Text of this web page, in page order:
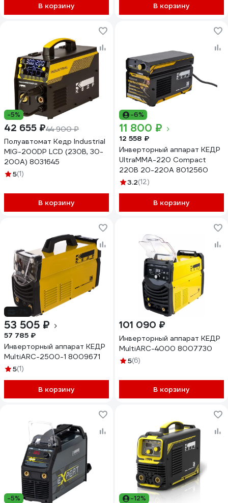
В корзину В корзину
-5%
42 655 ₽44 900 ₽
Полуавтомат Кедр Industrial
MIG-200DP LCD (230В, 30-
200А) 8031645
5(1)
В корзину
-6%
11 800 ₽
12 558 ₽
Инверторный аппарат КЕДР
UltraMMA-220 Compact
220В 20-220А 8012560
3.2(12)
В корзину
53 505 ₽
57 785 ₽
Инверторный аппарат КЕДР
MultiARC-2500-1 8009671
5(1)
В корзину
101 090 ₽
Инверторный аппарат КЕДР
MultiARC-4000 8007730
5(6)
В корзину
-5% -12%